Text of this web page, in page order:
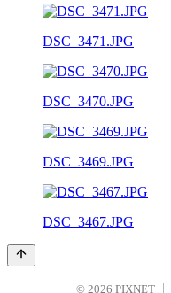
DSC_3471.JPG
DSC_3470.JPG
DSC_3469.JPG
DSC_3467.JPG
© 2026 PIXNET